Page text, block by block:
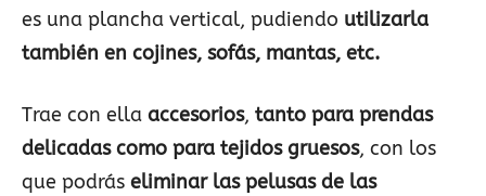
es una plancha vertical, pudiendo utilizarla
también en cojines, sofás, mantas, etc.
Trae con ella accesorios, tanto para prendas
delicadas como para tejidos gruesos, con los
que podrás eliminar las pelusas de las